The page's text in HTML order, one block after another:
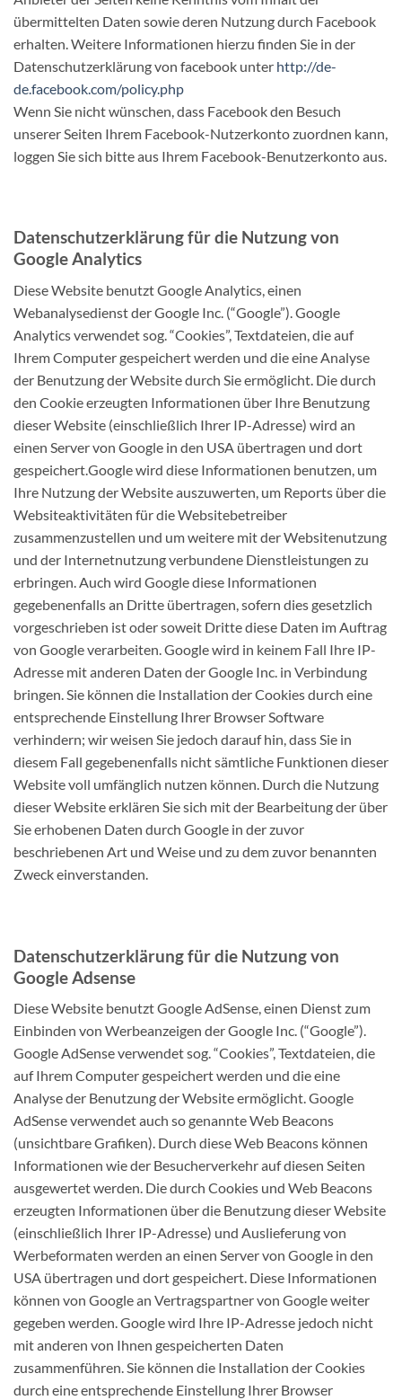
übermittelten Daten sowie deren Nutzung durch Facebook
erhalten. Weitere Informationen hierzu finden Sie in der
Datenschutzerklärung von facebook unter http://de-
de.facebook.com/policy.php
Wenn Sie nicht wünschen, dass Facebook den Besuch
unserer Seiten Ihrem Facebook-Nutzerkonto zuordnen kann,
loggen Sie sich bitte aus Ihrem Facebook-Benutzerkonto aus.
Datenschutzerklärung für die Nutzung von
Google Analytics
Diese Website benutzt Google Analytics, einen
Webanalysedienst der Google Inc. (“Google”). Google
Analytics verwendet sog. “Cookies”, Textdateien, die auf
Ihrem Computer gespeichert werden und die eine Analyse
der Benutzung der Website durch Sie ermöglicht. Die durch
den Cookie erzeugten Informationen über Ihre Benutzung
dieser Website (einschließlich Ihrer IP-Adresse) wird an
einen Server von Google in den USA übertragen und dort
gespeichert.Google wird diese Informationen benutzen, um
Ihre Nutzung der Website auszuwerten, um Reports über die
Websiteaktivitäten für die Websitebetreiber
zusammenzustellen und um weitere mit der Websitenutzung
und der Internetnutzung verbundene Dienstleistungen zu
erbringen. Auch wird Google diese Informationen
gegebenenfalls an Dritte übertragen, sofern dies gesetzlich
vorgeschrieben ist oder soweit Dritte diese Daten im Auftrag
von Google verarbeiten. Google wird in keinem Fall Ihre IP-
Adresse mit anderen Daten der Google Inc. in Verbindung
bringen. Sie können die Installation der Cookies durch eine
entsprechende Einstellung Ihrer Browser Software
verhindern; wir weisen Sie jedoch darauf hin, dass Sie in
diesem Fall gegebenenfalls nicht sämtliche Funktionen dieser
Website voll umfänglich nutzen können. Durch die Nutzung
dieser Website erklären Sie sich mit der Bearbeitung der über
Sie erhobenen Daten durch Google in der zuvor
beschriebenen Art und Weise und zu dem zuvor benannten
Zweck einverstanden.
Datenschutzerklärung für die Nutzung von
Google Adsense
Diese Website benutzt Google AdSense, einen Dienst zum
Einbinden von Werbeanzeigen der Google Inc. (“Google”).
Google AdSense verwendet sog. “Cookies”, Textdateien, die
auf Ihrem Computer gespeichert werden und die eine
Analyse der Benutzung der Website ermöglicht. Google
AdSense verwendet auch so genannte Web Beacons
(unsichtbare Grafiken). Durch diese Web Beacons können
Informationen wie der Besucherverkehr auf diesen Seiten
ausgewertet werden. Die durch Cookies und Web Beacons
erzeugten Informationen über die Benutzung dieser Website
(einschließlich Ihrer IP-Adresse) und Auslieferung von
Werbeformaten werden an einen Server von Google in den
USA übertragen und dort gespeichert. Diese Informationen
können von Google an Vertragspartner von Google weiter
gegeben werden. Google wird Ihre IP-Adresse jedoch nicht
mit anderen von Ihnen gespeicherten Daten
zusammenführen. Sie können die Installation der Cookies
durch eine entsprechende Einstellung Ihrer Browser